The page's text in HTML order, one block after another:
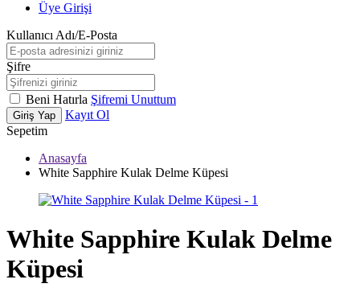
Üye Girişi
Kullanıcı Adı/E-Posta
Şifre
Beni Hatırla Şifremi Unuttum
Giriş Yap
Kayıt Ol
Sepetim
Anasayfa
White Sapphire Kulak Delme Küpesi
White Sapphire Kulak Delme
Küpesi